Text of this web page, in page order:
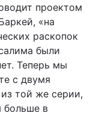
проектом
«на
раскопок
были
Теперь мы
с двумя
той же серии,
больше в